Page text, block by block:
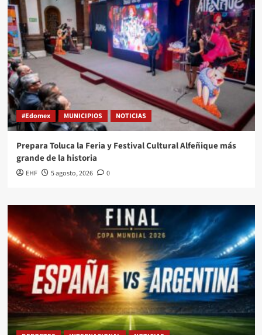
#Edomex MUNICIPIOS NOTICIAS
Prepara Toluca la Feria y Festival Cultural Alfeñique más
grande de la historia
EHF 5 agosto, 2026 0